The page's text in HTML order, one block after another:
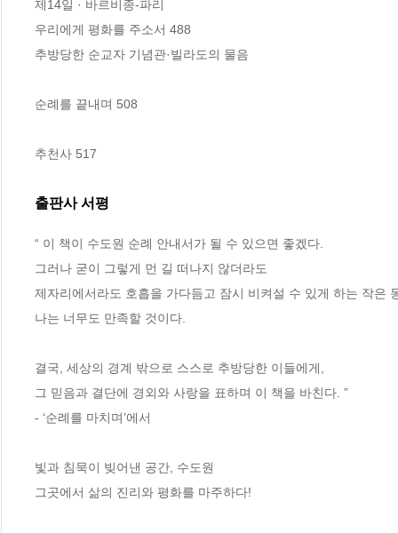
제14일 · 바르비종-파리
우리에게 평화를 주소서 488
추방당한 순교자 기념관·빌라도의 물음
순례를 끝내며 508
추천사 517
출판사 서평
“ 이 책이 수도원 순례 안내서가 될 수 있으면 좋겠다.
그러나 굳이 그렇게 먼 길 떠나지 않더라도
제자리에서라도 호흡을 가다듬고 잠시 비켜설 수 있게 하는 작은
나는 너무도 만족할 것이다.
결국, 세상의 경계 밖으로 스스로 추방당한 이들에게,
그 믿음과 결단에 경외와 사랑을 표하며 이 책을 바친다. ”
- ‘순례를 마치며’에서
빛과 침묵이 빚어낸 공간, 수도원
그곳에서 삶의 진리와 평화를 마주하다!